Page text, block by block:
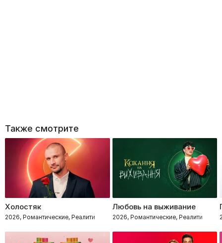
Также смотрите
Холостяк
2026, Романтические, Реалити
Любовь на выживание
2026, Романтические, Реалити